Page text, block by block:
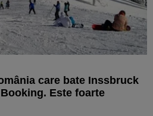
care bate Inssbruck
Este foarte